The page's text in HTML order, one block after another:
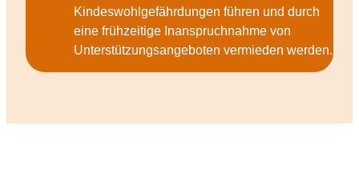
Kindeswohlgefährdungen führen und durch
eine frühzeitige Inanspruchnahme von
Unterstützungsangeboten vermieden werden.